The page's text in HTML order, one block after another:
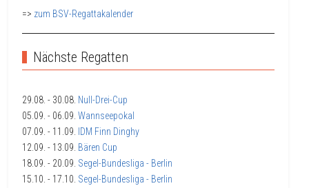
=> zum BSV-Regattakalender
Nächste Regatten
29.08. - 30.08. Null-Drei-Cup
05.09. - 06.09. Wannseepokal
07.09. - 11.09. IDM Finn Dinghy
12.09. - 13.09. Bären Cup
18.09. - 20.09. Segel-Bundesliga - Berlin
15.10. - 17.10. Segel-Bundesliga - Berlin